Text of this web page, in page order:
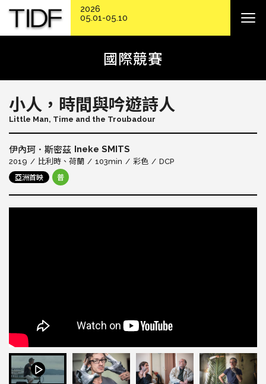
國際競賽
小人，時間與吟遊詩人
Little Man, Time and the Troubadour
伊內珂．斯密茲 Ineke SMITS
2019 比利時 荷蘭 103min 彩色 DCP
亞洲首映 普
2026
05.01-05.10